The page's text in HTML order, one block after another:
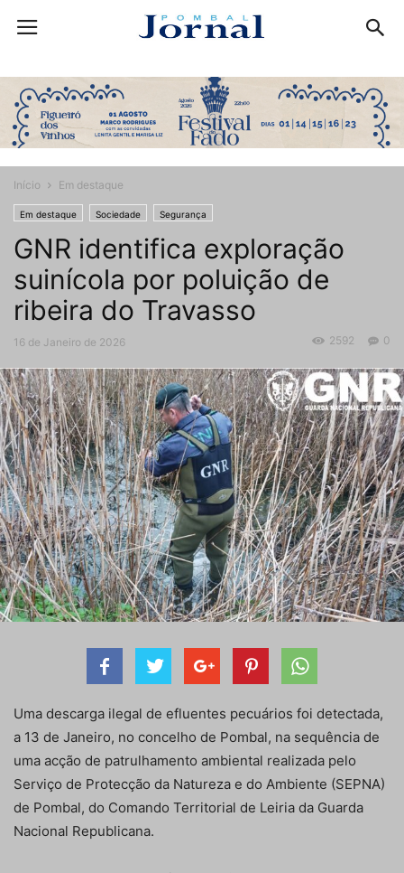
Início Em destaque
Em destaque Sociedade Segurança
GNR identifica exploração
suinícola por poluição de
ribeira do Travasso
16 de Janeiro de 2026 0
2592
Uma descarga ilegal de efluentes pecuários foi detectada,
a 13 de Janeiro, no concelho de Pombal, na sequência de
uma acção de patrulhamento ambiental realizada pelo
Serviço de Protecção da Natureza e do Ambiente (SEPNA)
de Pombal, do Comando Territorial de Leiria da Guarda
Nacional Republicana.